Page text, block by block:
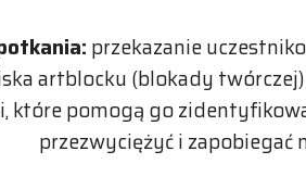
przekazanie
artblocku (blokady
które pomogą go
przezwyciężyć i zapobiegać